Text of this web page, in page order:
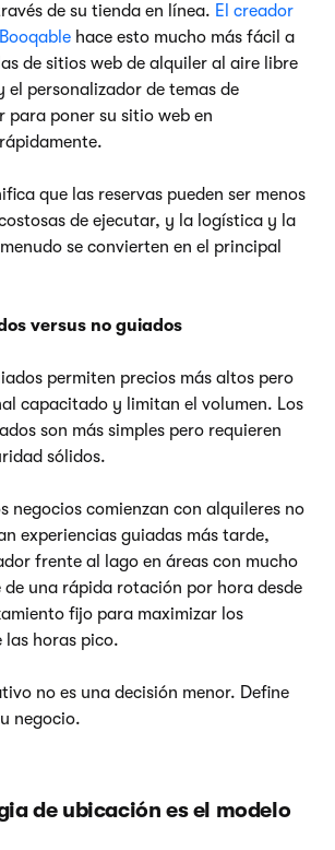
de su tienda en línea. El creador
hace esto mucho más fácil a
de sitios web de alquiler al aire libre
el personalizador de temas de
poner su sitio web en
que las reservas pueden ser menos
de ejecutar, y la logística y la
se convierten en el principal
versus no guiados
permiten precios más altos pero
capacitado y limitan el volumen. Los
son más simples pero requieren
sólidos.
negocios comienzan con alquileres no
experiencias guiadas más tarde,
frente al lago en áreas con mucho
de una rápida rotación por hora desde
fijo para maximizar los
las horas pico.
no es una decisión menor. Define
negocio.
de ubicación es el modelo